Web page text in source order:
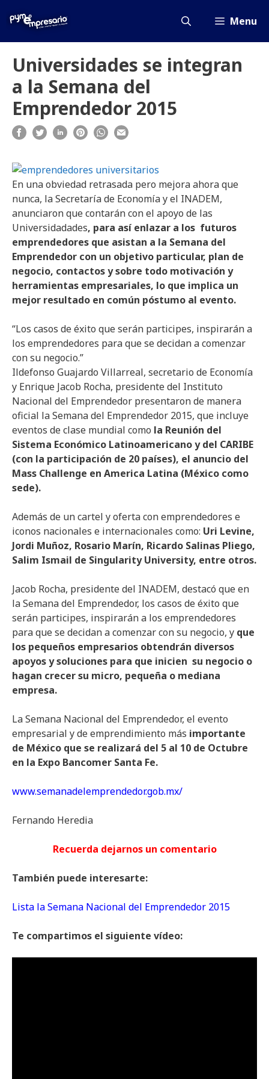
Menu
Universidades se integran
a la Semana del
Emprendedor 2015
En una obviedad retrasada pero mejora ahora que
nunca, la Secretaría de Economía y el INADEM,
anunciaron que contarán con el apoyo de las
Universidadades, para así enlazar a los futuros
emprendedores que asistan a la Semana del
Emprendedor con un objetivo particular, plan de
negocio, contactos y sobre todo motivación y
herramientas empresariales, lo que implica un
mejor resultado en común póstumo al evento.
“Los casos de éxito que serán participes, inspirarán a
los emprendedores para que se decidan a comenzar
con su negocio.”
Ildefonso Guajardo Villarreal, secretario de Economía
y Enrique Jacob Rocha, presidente del Instituto
Nacional del Emprendedor presentaron de manera
oficial la Semana del Emprendedor 2015, que incluye
eventos de clase mundial como la Reunión del
Sistema Económico Latinoamericano y del CARIBE
(con la participación de 20 países), el anuncio del
Mass Challenge en America Latina (México como
sede).
Además de un cartel y oferta con emprendedores e
iconos nacionales e internacionales como: Uri Levine,
Jordi Muñoz, Rosario Marín, Ricardo Salinas Pliego,
Salim Ismail de Singularity University, entre otros.
Jacob Rocha, presidente del INADEM, destacó que en
la Semana del Emprendedor, los casos de éxito que
serán participes, inspirarán a los emprendedores
para que se decidan a comenzar con su negocio, y que
los pequeños empresarios obtendrán diversos
apoyos y soluciones para que inicien su negocio o
hagan crecer su micro, pequeña o mediana
empresa.
La Semana Nacional del Emprendedor, el evento
empresarial y de emprendimiento más importante
de México que se realizará del 5 al 10 de Octubre
en la Expo Bancomer Santa Fe.
www.semanadelemprendedor.gob.mx/
Fernando Heredia
Recuerda dejarnos un comentario
También puede interesarte:
Lista la Semana Nacional del Emprendedor 2015
Te compartimos el siguiente vídeo: